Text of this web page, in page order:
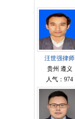
汪世强律师
贵州 遵义
人气：974